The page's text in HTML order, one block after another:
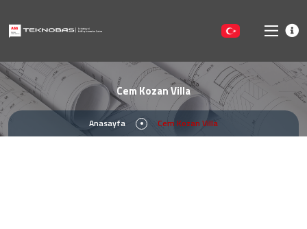
Cem Kozan Villa
Anasayfa Cem Kozan Villa